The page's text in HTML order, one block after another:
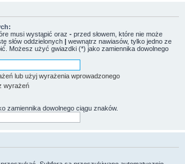
musi wystąpić oraz - przed słowem, które nie może
słów oddzielonych | wewnątrz nawiasów, tylko jedno ze
Możesz użyć gwiazdki (*) jako zamiennika dowolnego
lub użyj wyrażenia wprowadzonego
wyrażeń
zamiennika dowolnego ciągu znaków.